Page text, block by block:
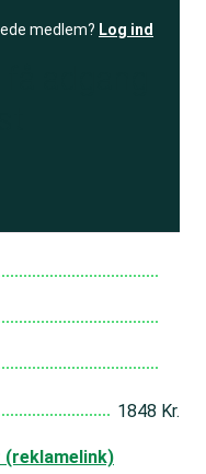
medlem? Log ind
1848 Kr.
(reklamelink)